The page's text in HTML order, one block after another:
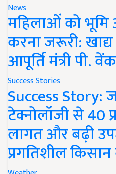
News
महिलाओं को भूमि
करना जरूरी:
आपूर्ति मंत्री पी.
Success Stories
Success Story:
टेक्नोलॉजी से 40
लागत और बढ़ी
प्रगतिशील